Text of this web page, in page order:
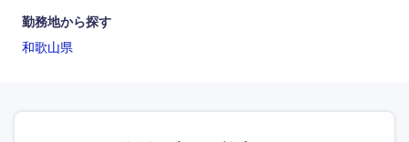
勤務地から探す
和歌山県